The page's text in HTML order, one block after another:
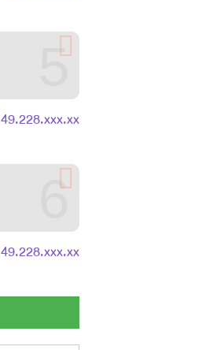
5
49.228.xxx.xx
6
49.228.xxx.xx